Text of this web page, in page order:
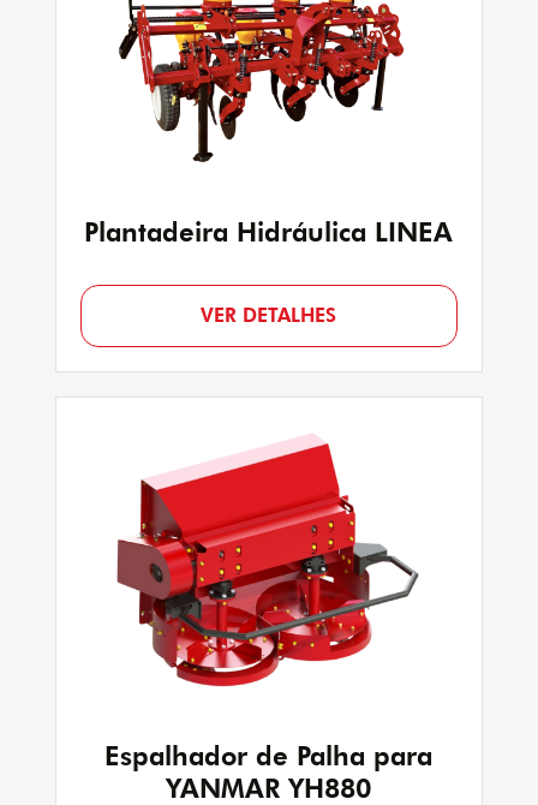
Plantadeira Hidráulica LINEA
VER DETALHES
Espalhador de Palha para
YANMAR YH880